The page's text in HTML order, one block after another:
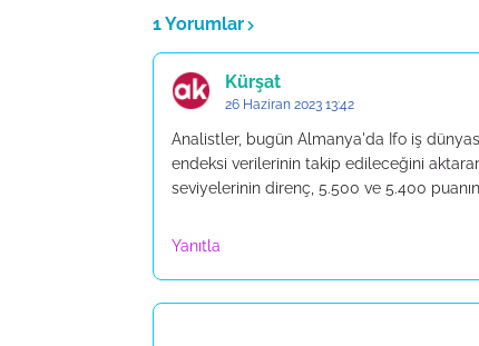
1 Yorumlar
Kürşat
26 Haziran 2023 13:42
Analistler, bugün Almanya'da Ifo iş
endeksi verilerinin takip edileceğini
seviyelerinin direnç, 5.500 ve 5.400
Yanıtla